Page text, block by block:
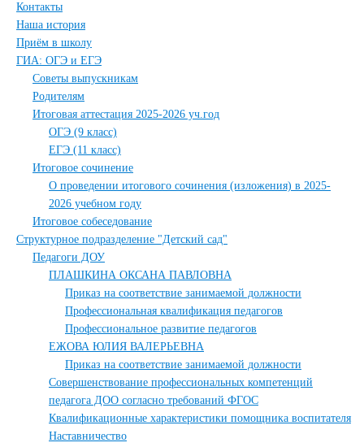
Контакты
Наша история
Приём в школу
ГИА: ОГЭ и ЕГЭ
Советы выпускникам
Родителям
Итоговая аттестация 2025-2026 уч.год
ОГЭ (9 класс)
ЕГЭ (11 класс)
Итоговое сочинение
О проведении итогового сочинения (изложения) в 2025-
2026 учебном году
Итоговое собеседование
Структурное подразделение "Детский сад"
Педагоги ДОУ
ПЛАШКИНА ОКСАНА ПАВЛОВНА
Приказ на соответствие занимаемой должности
Профессиональная квалификация педагогов
Профессиональное развитие педагогов
ЕЖОВА ЮЛИЯ ВАЛЕРЬЕВНА
Приказ на соответствие занимаемой должности
Совершенствование профессиональных компетенций
педагога ДОО согласно требований ФГОС
Квалификационные характеристики помощника воспитателя
Наставничество